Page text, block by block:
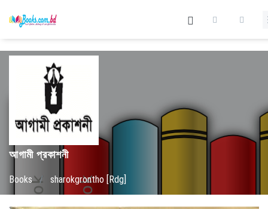
আগামী প্রকাশনী
Books / sharokgrontho [Rdg]